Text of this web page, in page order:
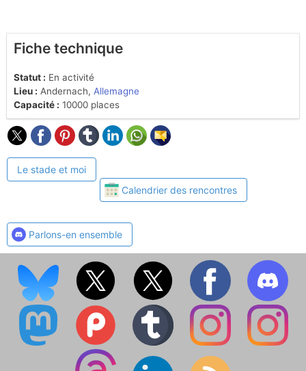
Fiche technique
Statut : En activité
Lieu : Andernach, Allemagne
Capacité : 10000 places
Le stade et moi
Calendrier des rencontres
Parlons-en ensemble